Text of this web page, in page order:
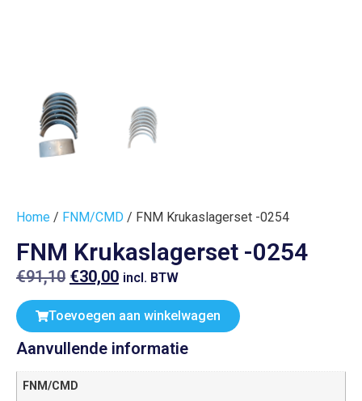
Home / FNM/CMD / FNM Krukaslagerset -0254
FNM Krukaslagerset -0254
€91,10 €30,00 incl. BTW
Toevoegen aan winkelwagen
Aanvullende informatie
FNM/CMD